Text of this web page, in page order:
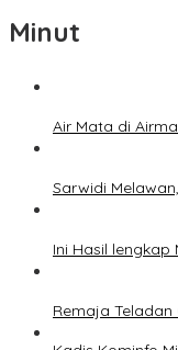
Minut
Air Mata di
Sarwidi
Ini Hasil lengkap
Remaja Teladan